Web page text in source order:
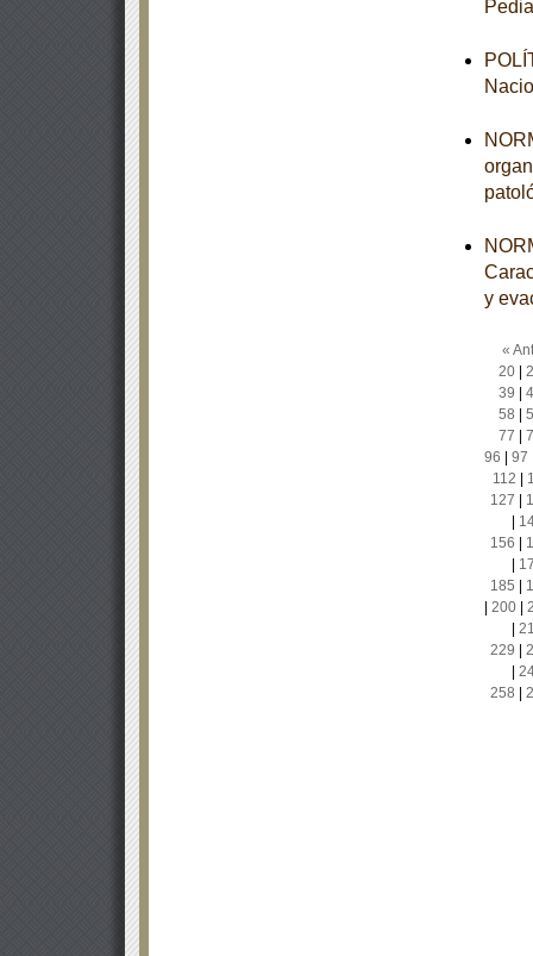
y
«
20|
39
58
77
96
97
112
127
156
185
200|
229
258